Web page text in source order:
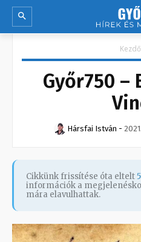
Győr750 –
Hársfai István -
Cikkünk frissítése óta eltelt
információk a
mára elavulhattak.